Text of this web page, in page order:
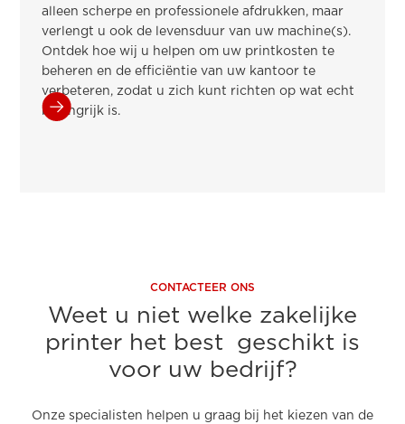
alleen scherpe en professionele afdrukken, maar
verlengt u ook de levensduur van uw machine(s).
Ontdek hoe wij u helpen om uw printkosten te
beheren en de efficiëntie van uw kantoor te
verbeteren, zodat u zich kunt richten op wat echt
belangrijk is.
CONTACTEER ONS
Weet u niet welke zakelijke
printer het best geschikt is
voor uw bedrijf?
Onze specialisten helpen u graag bij het kiezen van de